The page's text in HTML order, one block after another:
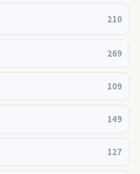
210
269
109
149
127